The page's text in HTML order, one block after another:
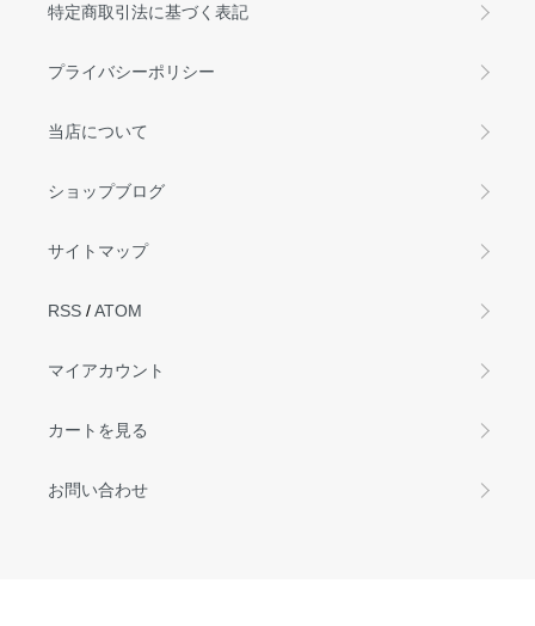
特定商取引法に基づく表記
プライバシーポリシー
当店について
ショップブログ
サイトマップ
RSS /ATOM
マイアカウント
カートを見る
お問い合わせ